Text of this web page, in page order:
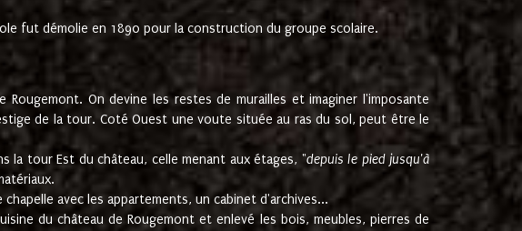
fut démolie en 1890 pour la construction du groupe scolaire.
On devine les restes de murailles et imaginer l'imposante
de la tour. Coté Ouest une voute située au ras du sol, peut être le
la tour Est du château, celle menant aux étages, "depuis le pied jusqu'à
avec les appartements, un cabinet d'archives...
du château de Rougemont et enlevé les bois, meubles, pierres de